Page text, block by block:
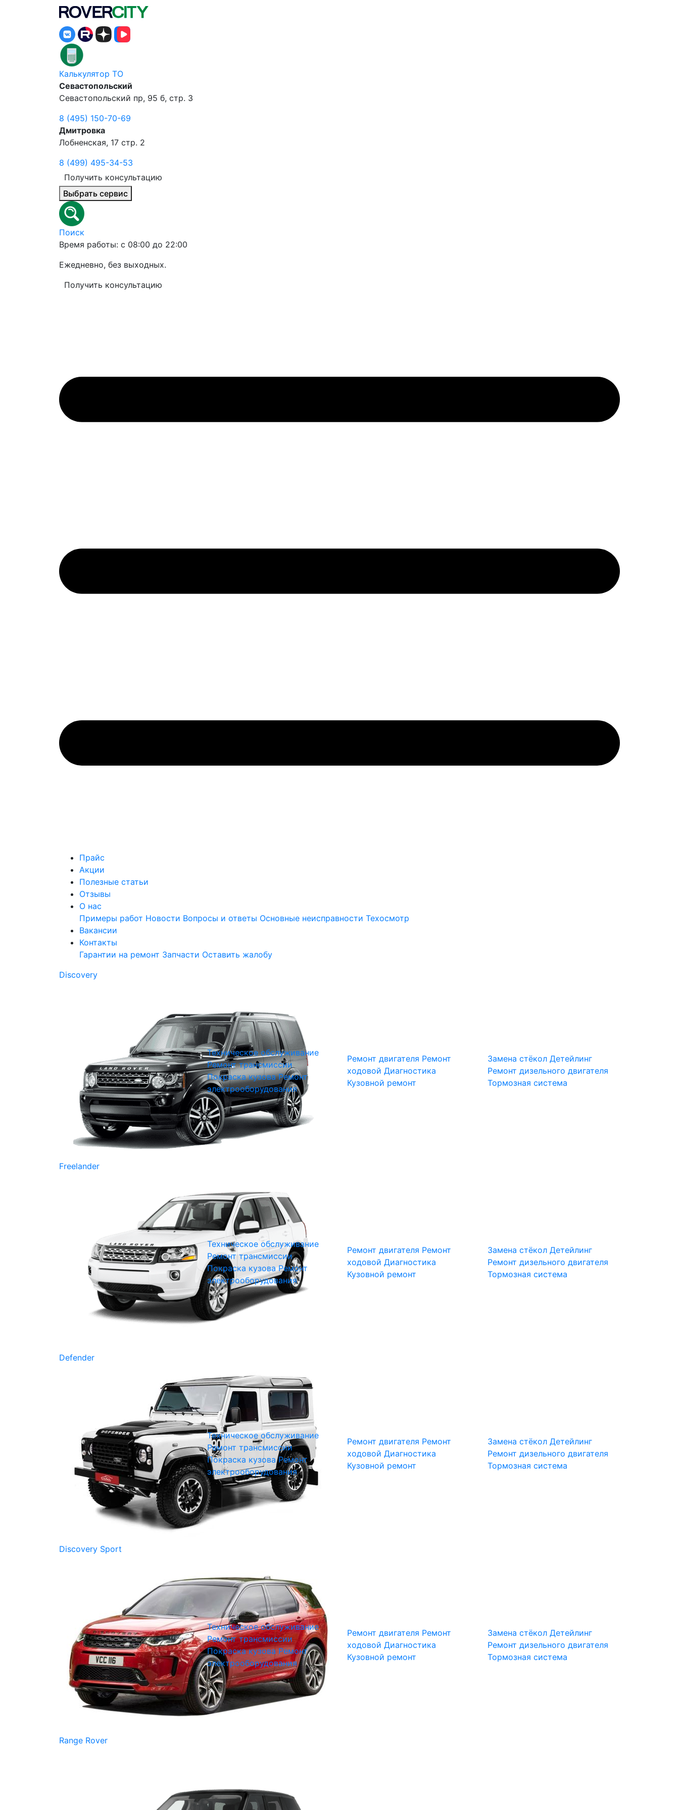
Калькулятор ТО
Севастопольский
Севастопольский пр, 95 б, стр. 3
8 (495) 150-70-69
Дмитровка
Лобненская, 17 стр. 2
8 (499) 495-34-53
Получить консультацию
Выбрать сервис
Поиск
Время работы: с 08:00 до 22:00
Ежедневно, без выходных.
Получить консультацию
Прайс
Акции
Полезные статьи
Отзывы
О нас
Примеры работ Новости Вопросы и ответы Основные неисправности Техосмотр
Вакансии
Контакты
Гарантии на ремонт Запчасти Оставить жалобу
Discovery
Техническое обслуживание
Ремонт трансмиссии
Покраска кузова Ремонт
электрооборудования
Ремонт двигателя Ремонт
ходовой Диагностика
Кузовной ремонт
Замена стёкол Детейлинг
Ремонт дизельного двигателя
Тормозная система
Freelander
Техническое обслуживание
Ремонт трансмиссии
Покраска кузова Ремонт
электрооборудования
Ремонт двигателя Ремонт
ходовой Диагностика
Кузовной ремонт
Замена стёкол Детейлинг
Ремонт дизельного двигателя
Тормозная система
Defender
Техническое обслуживание
Ремонт трансмиссии
Покраска кузова Ремонт
электрооборудования
Ремонт двигателя Ремонт
ходовой Диагностика
Кузовной ремонт
Замена стёкол Детейлинг
Ремонт дизельного двигателя
Тормозная система
Discovery Sport
Техническое обслуживание
Ремонт трансмиссии
Покраска кузова Ремонт
электрооборудования
Ремонт двигателя Ремонт
ходовой Диагностика
Кузовной ремонт
Замена стёкол Детейлинг
Ремонт дизельного двигателя
Тормозная система
Range Rover